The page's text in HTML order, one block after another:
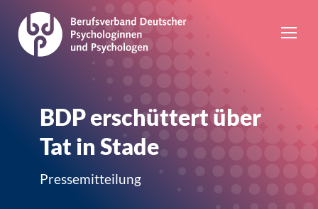
BDP erschüttert über
Tat in Stade
Pressemitteilung